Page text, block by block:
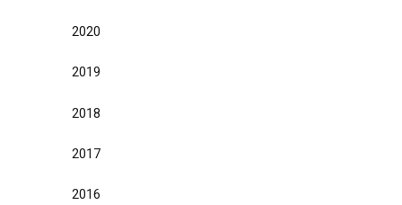
2020
2019
2018
2017
2016